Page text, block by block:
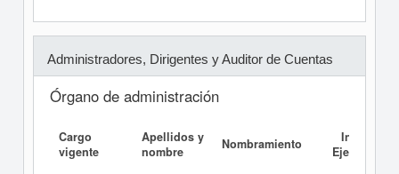
Administradores, Dirigentes y Auditor de Cuentas
Órgano de administración
Cargo
vigente
Apellidos y
nombre
Nombramiento
Informe
Ejecutivo